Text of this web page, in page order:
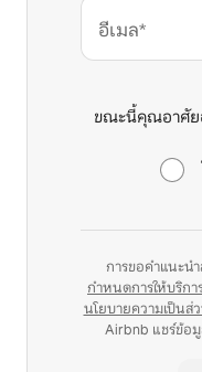
อีเมล*
ขณะนี้คุณอาศัยอ
การขอคำแนะน
กำหนดการให้บริกา
นโยบายความเป็นส่
Airbnb แชร์ข้อ